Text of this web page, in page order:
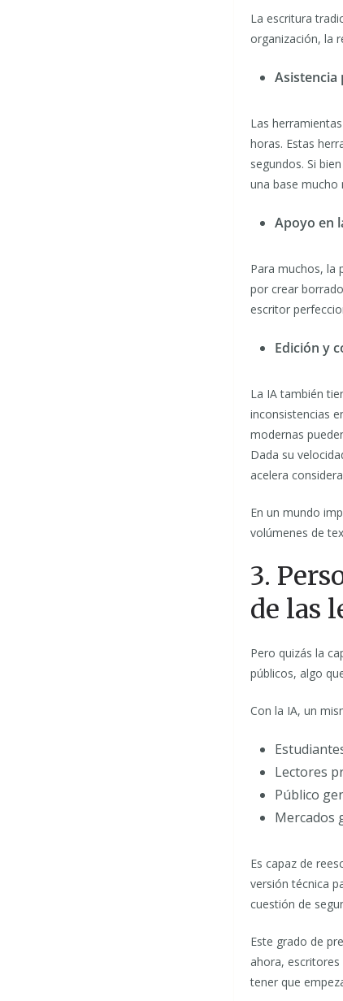
La escritura
organización, la
Asistencia
Las
horas. Estas
segundos. Si
una base mucho
Apoyo en
Para muchos, la
por crear
escritor
Edición y
La IA también
inconsistencias
modernas
Dada su
acelera
En un mundo
volúmenes de
3.
de las
Pero quizás la
públicos, algo
Con la IA, un
Lectores
Público
Mercados
Es capaz de
versión técnica
cuestión de
Este grado de
ahora, escritores
tener que